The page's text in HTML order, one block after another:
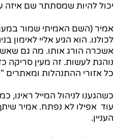
יכול להיות שמסתתר שם איזה
אמיר (השם האמיתי שמור
לכולנו. הוא הגיע אליי
אשכרה הורג אותו. מה גם
נוהגת לעשות. זה מעין
כל אזורי ההתנהלות ומאתרים
כשהגענו לניהול המייל
עוד  אפילו לא נפתח. אמיר
העניין.